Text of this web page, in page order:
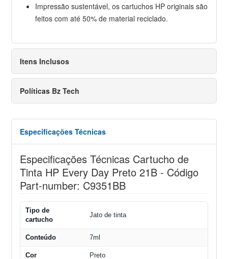
Impressão sustentável, os cartuchos HP originais são
feitos com até 50% de material reciclado.
Itens Inclusos
Políticas Bz Tech
Especificações Técnicas
Especificações Técnicas Cartucho de
Tinta HP Every Day Preto 21B - Código
Part-number: C9351BB
Tipo de
cartucho
Jato de tinta
Conteúdo 7ml
Cor Preto